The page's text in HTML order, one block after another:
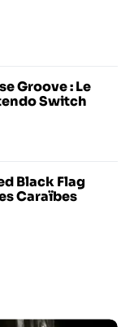
Groove : Le
Switch
Black Flag
Caraïbes